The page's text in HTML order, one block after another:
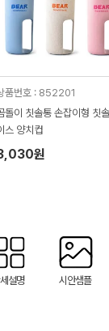
품번호 : 852201
돌이 칫솔통 손잡이형 칫
스 양치컵
원
설명 시안샘플